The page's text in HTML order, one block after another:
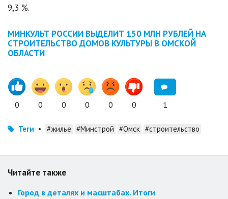
9,3 %.
МИНКУЛЬТ РОССИИ ВЫДЕЛИТ 150 МЛН РУБЛЕЙ НА
СТРОИТЕЛЬСТВО ДОМОВ КУЛЬТУРЫ В ОМСКОЙ
ОБЛАСТИ
0 0 0 0 0 0 1
Теги • #жилье #Минстрой #Омск #строительство
Читайте также
Город в деталях и масштабах. Итоги